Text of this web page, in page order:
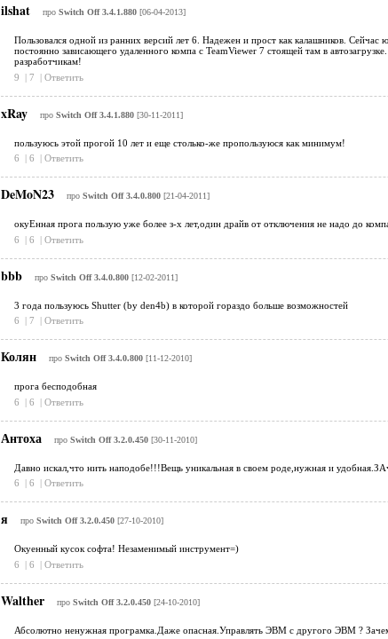
ilshat про Switch Off 3.4.1.880[06-04-2013]
Пользовался одной из ранних версий лет 6. Надежен и прост как калашников.
постоянно зависающего удаленного компа с TeamViewer 7 стоящей там в
разработчикам!
9
| 7 | Ответить
xRay про Switch Off 3.4.1.880[30-11-2011]
пользуюсь этой прогой 10 лет и еще столько-же пропользуюся как минимум!
6
| 6 | Ответить
DeMoN23 про Switch Off 3.4.0.800[21-04-2011]
окуЕнная прога пользую уже более з-х лет,один драйв от отключения не надо до
6
| 6 | Ответить
bbb про Switch Off 3.4.0.800[12-02-2011]
3 года пользуюсь Shutter (by den4b) в которой гораздо больше возможностей
6
| 7 | Ответить
Колян про Switch Off 3.4.0.800[11-12-2010]
прога бесподобная
6
| 6 | Ответить
Антоха про Switch Off 3.2.0.450[30-11-2010]
Давно искал,что нить наподобе!!!Вещь уникальная в своем роде,нужная и
6
| 6 | Ответить
я про Switch Off 3.2.0.450[27-10-2010]
Окуенный кусок софта! Незаменимый инструмент=)
6
| 6 | Ответить
Walther про Switch Off 3.2.0.450[24-10-2010]
Абсолютно ненужная програмка.Даже опасная.Управлять ЭВМ с другого ЭВМ ?